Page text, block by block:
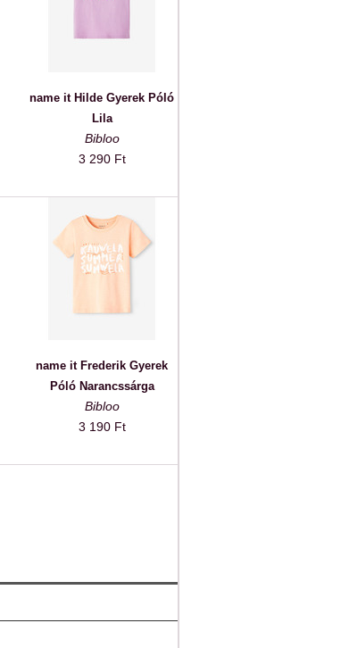
name it Hilde Gyerek Póló
Lila
Bibloo
3 290 Ft
name it Frederik Gyerek
Póló Narancssárga
Bibloo
3 190 Ft